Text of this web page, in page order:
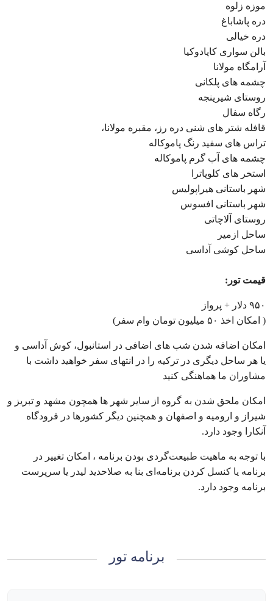
موزه زلوه
دره پاشاباغ
دره خیالی
بالن سواری کاپادوکیا
آرامگاه مولانا
چشمه های پلکانی
روستای شیرینجه
رگاه سفال
قافله شتر های شنی دره رز، مقبره مولانا،
تراس های سفید رنگ پاموکاله
چشمه های آب گرم پاموکاله
استخر های کلوپاترا
شهر باستانی هیراپولیس
شهر باستانی افسوس
روستای آلاچاتی
ساحل ازمیر
ساحل کوشی آداسی
قیمت تور:
۹۵۰ دلار + پرواز
( امکان اخذ ۵۰ میلیون تومان وام سفر)
امکان اضافه شدن شب های اضافی در استانبول، کوش آداسی و
یا هر ساحل دیگری در ترکیه را در انتهای سفر خواهید داشت با
مشاوران ما هماهنگی کنید
امکان ملحق شدن به گروه از سایر شهر ها همچون مشهد و تبریز و
شیراز و ارومیه و اصفهان و همچنین دیگر کشورها در فرودگاه
آنکارا وجود دارد.
با توجه به ماهیت طبیعت‌گردی بودن برنامه ، امکان تغییر در
برنامه یا کنسل کردن برنامه‌ای بنا به صلاحدید لیدر یا سرپرست
برنامه وجود دارد.
برنامه تور